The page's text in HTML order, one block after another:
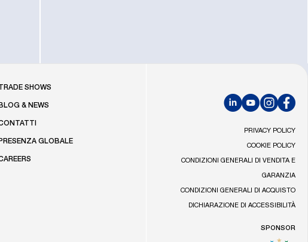
SHOWS
BLOG & NEWS
PRESENZA GLOBALE
LinkedInYouTubeInstagram
PRIVACY POLICY
COOKIE POLICY
CONDIZIONI GENERALI DI VENDITA E
GARANZIA
CONDIZIONI GENERALI DI ACQUISTO
DICHIARAZIONE DI ACCESSIBILITÀ
SPONSOR